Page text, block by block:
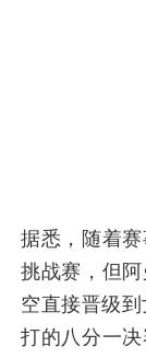
据悉，随着
挑战赛，但
空直接晋级
打的八分一